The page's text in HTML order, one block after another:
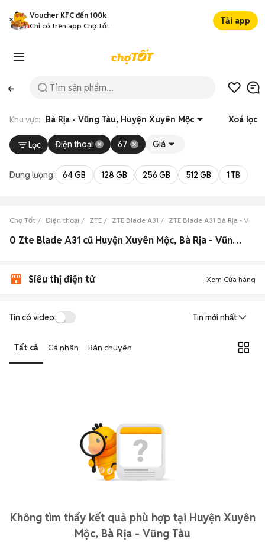
Voucher KFC đến 100k
Chỉ có trên app Chợ Tốt
Tải app
Khu vực: Bà Rịa - Vũng Tàu, Huyện Xuyên Mộc Xoá lọc
Lọc Điện thoại 67 Giá
Dung lượng: 64 GB 128 GB 256 GB 512 GB 1 TB
Chợ Tốt Điện thoại ZTE ZTE Blade A31 ZTE Blade A31 Bà Rịa - Vũng
0 Zte Blade A31 cũ Huyện Xuyên Mộc, Bà Rịa - Vũng Tàu đẹp
Siêu thị điện tử Xem Cửa hàng
Tin có video Tin mới nhất
Tất cả Cá nhân Bán chuyên
Không tìm thấy kết quả phù hợp tại Huyện Xuyên
Mộc, Bà Rịa - Vũng Tàu